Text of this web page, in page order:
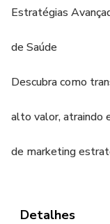
Estratégias
de Saúde
Descubra como
alto valor, atraindo
de marketing
Detalhes